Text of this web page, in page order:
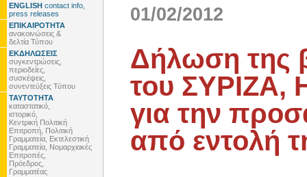
ENGLISH contact info,
press releases
ΕΠΙΚΑΙΡΟΤΗΤΑ
ανακοινώσεις &
δελτία Τύπου
ΕΚΔΗΛΩΣΕΙΣ
συγκεντρώσεις,
περιοδείες,
συσκέψεις,
συνεντεύξεις Τύπου
ΤΑΥΤΟΤΗΤΑ
καταστατικό,
ιστορικό,
Κεντρική Πολιτική
Επιτροπή, Πολιτική
Γραμματεία, Εκτελεστική
Γραμματεία, Νομαρχιακές
Επιτροπές,
Πρόεδρος,
Γραμματέας
01/02/2012
Δήλωση της
του ΣΥΡΙΖΑ,
για την
από εντολή